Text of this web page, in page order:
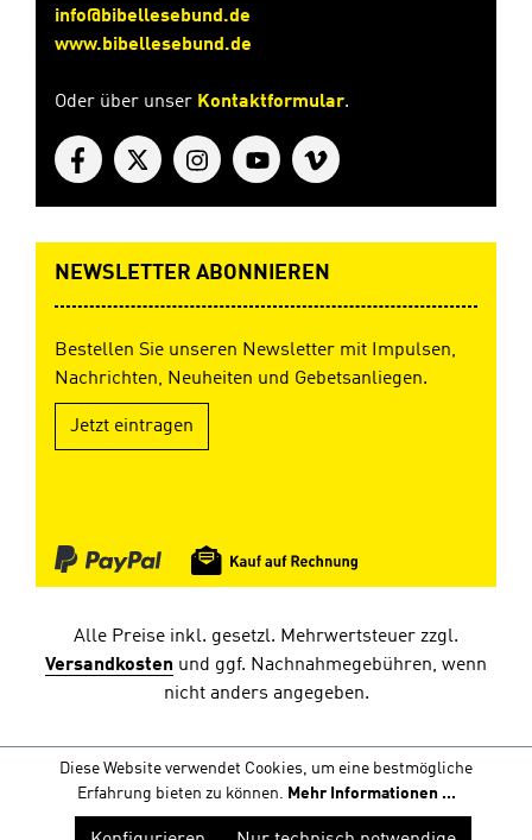
info@bibellesebund.de
www.bibellesebund.de
Oder über unser Kontaktformular.
NEWSLETTER ABONNIEREN
Bestellen Sie unseren Newsletter mit Impulsen,
Nachrichten, Neuheiten und Gebetsanliegen.
Jetzt eintragen
Alle Preise inkl. gesetzl. Mehrwertsteuer zzgl.
Versandkosten und ggf. Nachnahmegebühren, wenn
nicht anders angegeben.
Diese Website verwendet Cookies, um eine bestmögliche
Erfahrung bieten zu können. Mehr Informationen ...